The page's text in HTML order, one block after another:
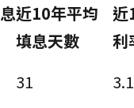
近10年平均
填息天數
近
利
31